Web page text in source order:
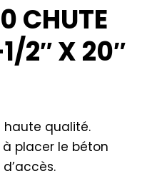
CHUTE
2″ X 20″
haute qualité.
placer le béton